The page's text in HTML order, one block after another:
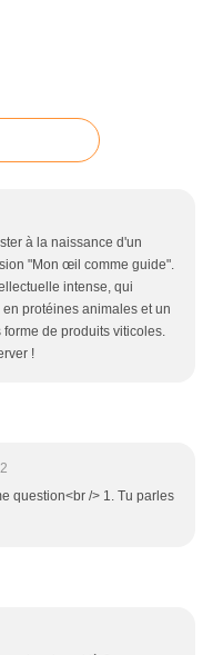
à la naissance d'un
"Mon œil comme guide".
intense, qui
protéines animales et un
de produits viticoles.
!
question<br /> 1. Tu parles